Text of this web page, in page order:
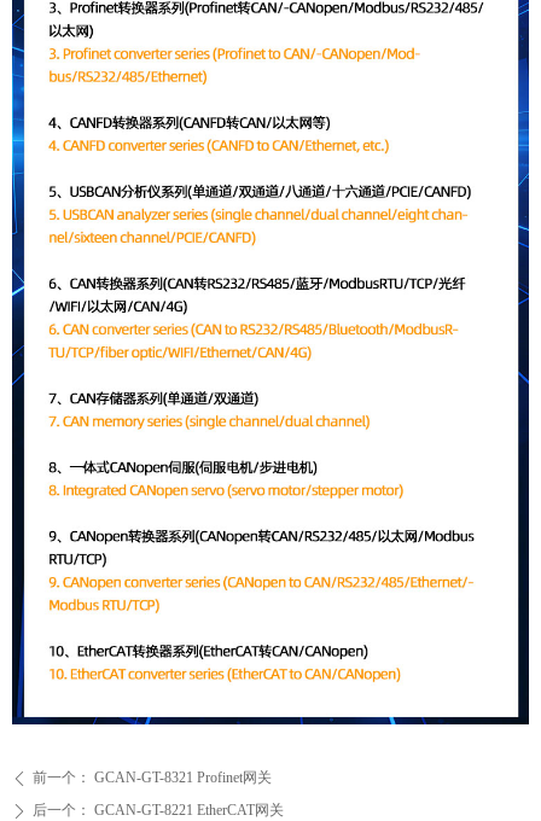
ꄴ 前一个： GCAN-GT-8321 Profinet网关
ꄲ 后一个： GCAN-GT-8221 EtherCAT网关